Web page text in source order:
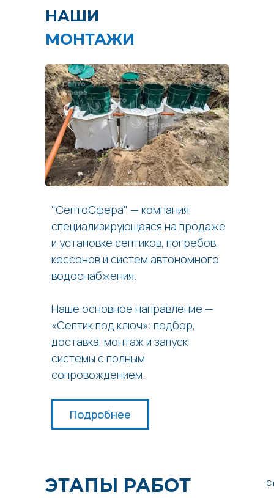
НАШИ
МОНТАЖИ
"СептоСфера" — компания,
специализирующаяся на продаже
и установке септиков, погребов,
кессонов и систем автономного
водоснабжения.
Наше основное направление —
«Септик под ключ»: подбор,
доставка, монтаж и запуск
системы с полным
сопровождением.
Подробнее
ЭТАПЫ РАБОТ